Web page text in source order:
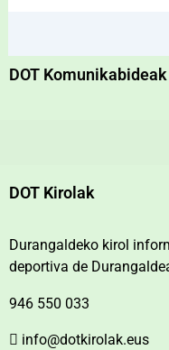
DOT Komunikabideak
DOT Kirolak
Durangaldeko kirol
deportiva de
946 550 033
info@dotkirolak.eus